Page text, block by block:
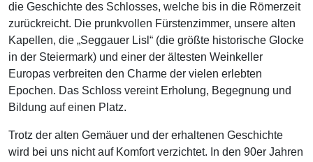
die Geschichte des Schlosses, welche bis in die Römerzeit
zurückreicht. Die prunkvollen Fürstenzimmer, unsere alten
Kapellen, die „Seggauer Lisl“ (die größte historische Glocke
in der Steiermark) und einer der ältesten Weinkeller
Europas verbreiten den Charme der vielen erlebten
Epochen. Das Schloss vereint Erholung, Begegnung und
Bildung auf einen Platz.
Trotz der alten Gemäuer und der erhaltenen Geschichte
wird bei uns nicht auf Komfort verzichtet. In den 90er Jahren